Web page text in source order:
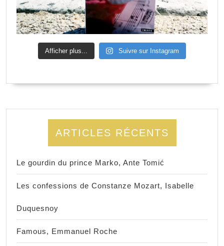
Afficher plus... Suivre sur Instagram
ARTICLES RÉCENTS
Le gourdin du prince Marko, Ante Tomić
Les confessions de Constanze Mozart, Isabelle
Duquesnoy
Famous, Emmanuel Roche